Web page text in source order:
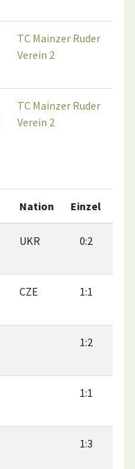
TC Mainzer Ruder
Verein 2
TC Mainzer Ruder
Verein 2
Nation Einzel
UKR 0:2
CZE 1:1
1:2
1:1
1:3